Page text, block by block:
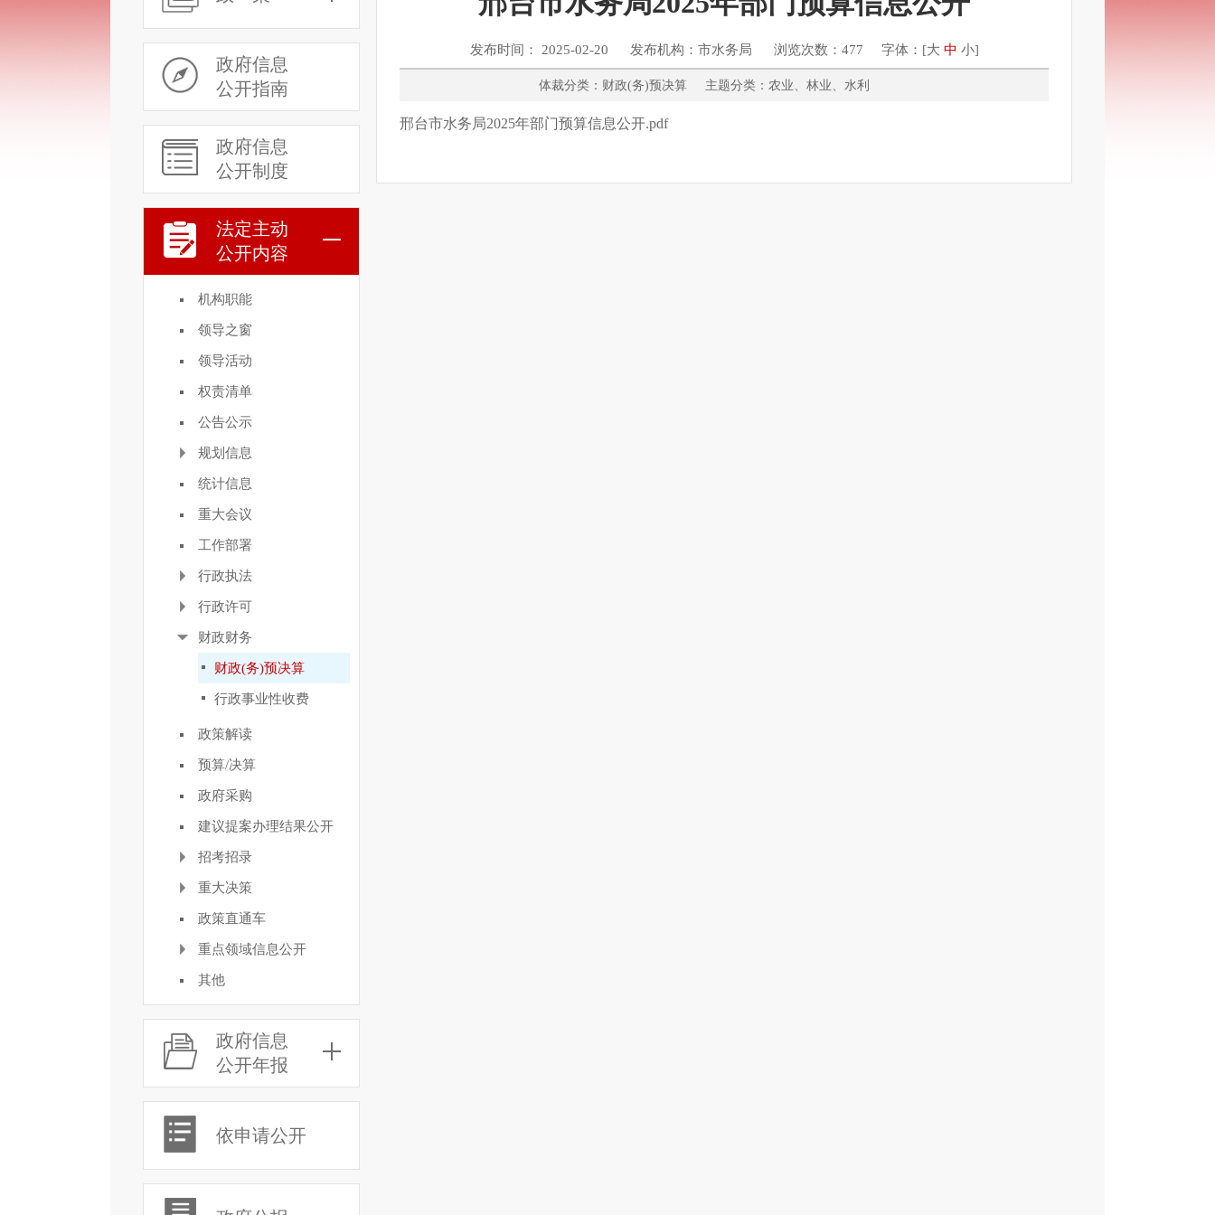
政府信息
公开指南
政府信息
公开制度
法定主动
公开内容
机构职能
领导之窗
领导活动
权责清单
公告公示
规划信息
统计信息
重大会议
工作部署
行政执法
行政许可
财政财务
财政(务)预决算
行政事业性收费
政策解读
预算/决算
政府采购
建议提案办理结果公开
招考招录
重大决策
政策直通车
重点领域信息公开
其他
政府信息
公开年报
依申请公开
发布时间： 2025-02-20 发布机构：市水务局 浏览次数：477 字体：[大 中 小]
体裁分类：财政(务)预决算 主题分类：农业、林业、水利
邢台市水务局2025年部门预算信息公开.pdf